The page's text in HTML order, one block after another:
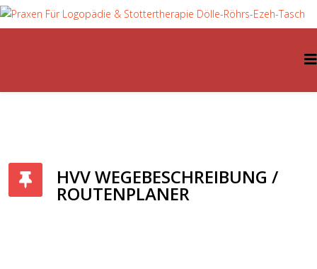
HVV WEGEBESCHREIBUNG /
ROUTENPLANER